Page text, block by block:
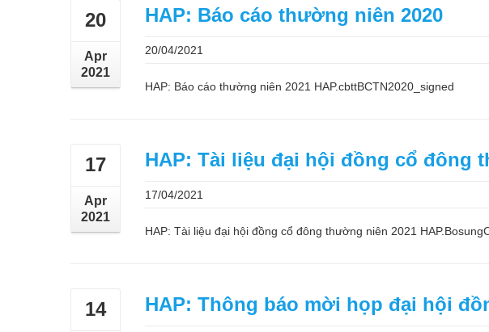
20
Apr
2021
HAP: Báo cáo thường niên 2020
20/04/2021
HAP: Báo cáo thường niên 2021 HAP.cbttBCTN2020_signed
17
Apr
2021
HAP: Tài liệu đại hội đồng cổ đông
17/04/2021
HAP: Tài liệu đại hội đồng cổ đông thường niên 2021
14 HAP: Thông báo mời họp đại hội